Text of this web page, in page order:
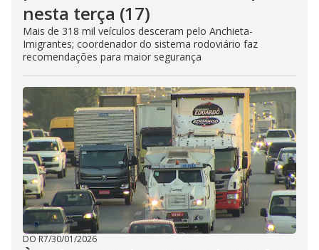
nesta terça (17)
Mais de 318 mil veículos desceram pelo Anchieta-
Imigrantes; coordenador do sistema rodoviário faz
recomendações para maior segurança
DO R7/30/01/2026